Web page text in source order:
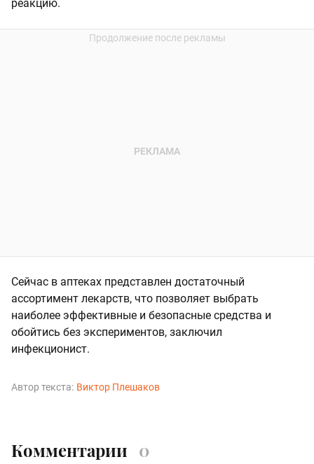
реакцию.
Сейчас в аптеках представлен достаточный
ассортимент лекарств, что позволяет выбрать
наиболее эффективные и безопасные средства и
обойтись без экспериментов, заключил
инфекционист.
Автор текста: Виктор Плешаков
Комментарии 0